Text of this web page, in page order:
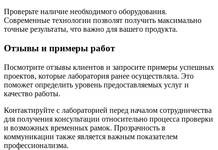
Проверьте наличие необходимого оборудования.
Современные технологии позволят получить максимально
точные результаты, что важно для вашего продукта.
Отзывы и примеры работ
Посмотрите отзывы клиентов и запросите примеры успешных
проектов, которые лаборатория ранее осуществляла. Это
поможет определить уровень предоставляемых услуг и
качество работы.
Контактируйте с лабораторией перед началом сотрудничества
для получения консультации относительно процесса проверки
и возможных временных рамок. Прозрачность в
коммуникации также является важным показателем
профессионализма.